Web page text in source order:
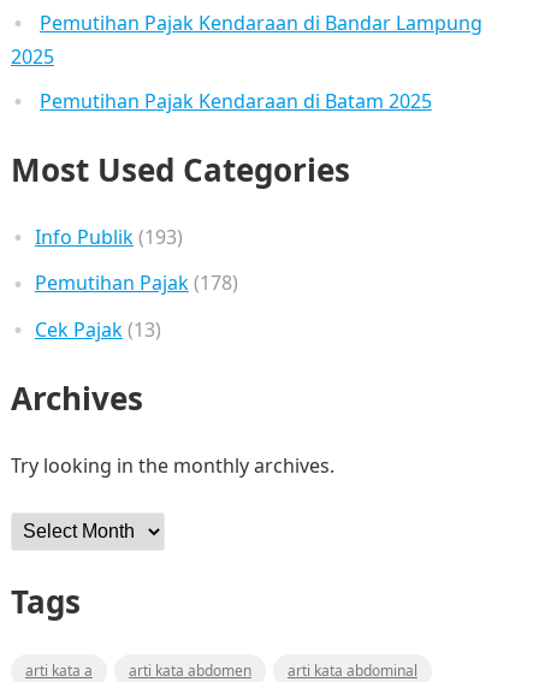
Pemutihan Pajak Kendaraan di Bandar Lampung
2025
Pemutihan Pajak Kendaraan di Batam 2025
Most Used Categories
Info Publik(193)
Pemutihan Pajak(178)
Cek Pajak(13)
Archives
Try looking in the monthly archives.
Archives
Tags
arti kata a arti kata abdomen
arti kata abdominal